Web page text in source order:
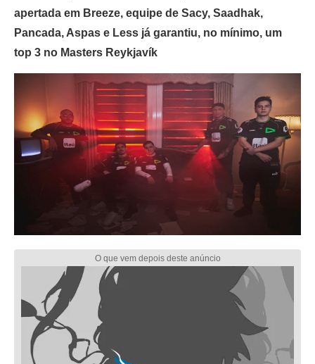
apertada em Breeze, equipe de Sacy, Saadhak,
Pancada, Aspas e Less já garantiu, no mínimo, um
top 3 no Masters Reykjavík